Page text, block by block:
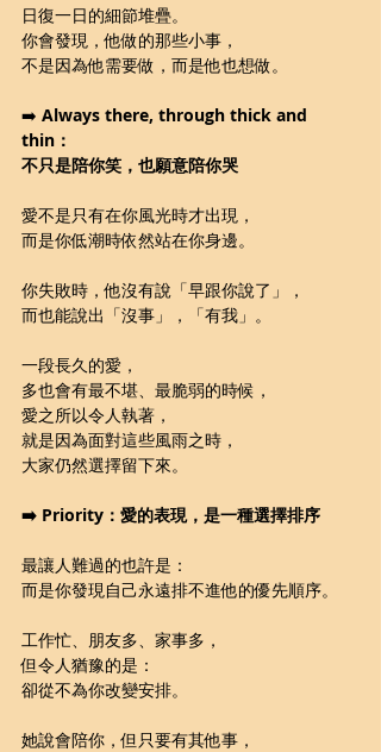
日復一日的細節堆疊。
你會發現，他做的那些小事，
不是因為他需要做，而是他也想做。
➡️ Always there, through thick and
thin：
不只是陪你笑，也願意陪你哭
愛不是只有在你風光時才出現，
而是你低潮時依然站在你身邊。
你失敗時，他沒有說「早跟你說了」，
而也能說出「沒事」，「有我」。
一段長久的愛，
多也會有最不堪、最脆弱的時候，
愛之所以令人執著，
就是因為面對這些風雨之時，
大家仍然選擇留下來。
➡️ Priority：愛的表現，是一種選擇排序
最讓人難過的也許是：
而是你發現自己永遠排不進他的優先順序。
工作忙、朋友多、家事多，
但令人猶豫的是：
卻從不為你改變安排。
她說會陪你，但只要有其他事，